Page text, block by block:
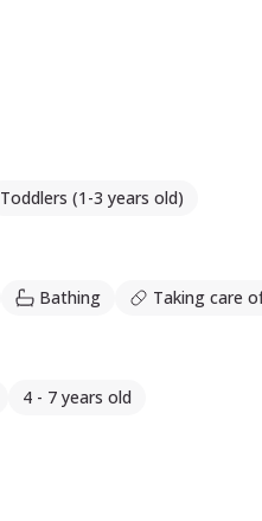
Toddlers (1-3 years old)
Bathing Taking care
4 - 7 years old